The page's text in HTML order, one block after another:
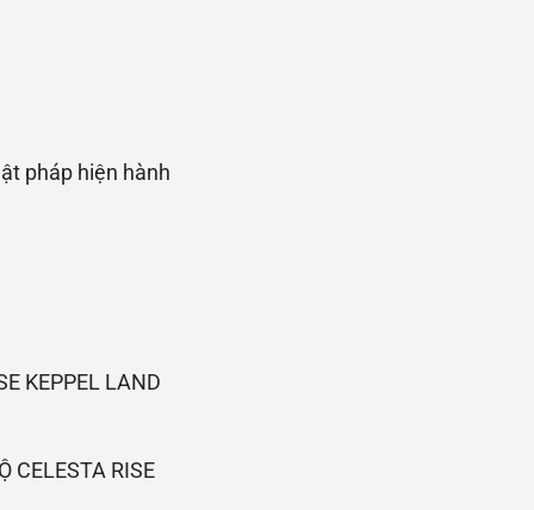
pháp hiện hành